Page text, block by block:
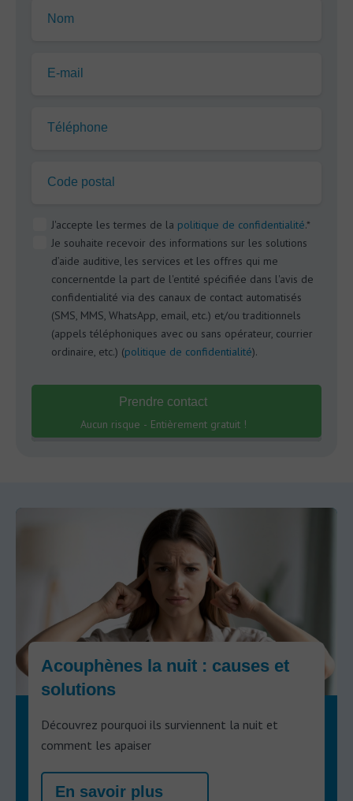
Nom
E-mail
Téléphone
Code postal
J'accepte les termes de la politique de confidentialité.*
Je souhaite recevoir des informations sur les solutions
d’aide auditive, les services et les offres qui me
concernentde la part de l'entité spécifiée dans l'avis de
confidentialité via des canaux de contact automatisés
(SMS, MMS, WhatsApp, email, etc.) et/ou traditionnels
(appels téléphoniques avec ou sans opérateur, courrier
ordinaire, etc.) (politique de confidentialité).
Prendre contact
Aucun risque - Entièrement gratuit !
Acouphènes la nuit : causes et
solutions
Découvrez pourquoi ils surviennent la nuit et
comment les apaiser
En savoir plus